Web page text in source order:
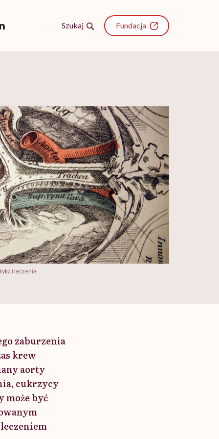
Szukaj Fundacja
i leczenie
zaburzenia
krew
aorty
cukrzycy
może być